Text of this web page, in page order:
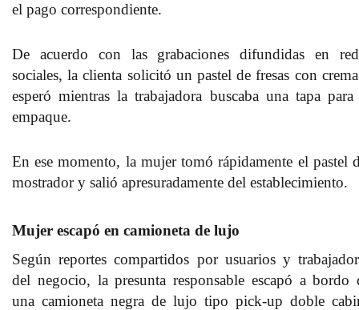
el pago correspondiente.
De acuerdo con las grabaciones difundidas en
sociales, la clienta solicitó un pastel de fresas con
esperó mientras la trabajadora buscaba una tapa para
empaque.
En ese momento, la mujer tomó rápidamente el pastel
mostrador y salió apresuradamente del establecimiento.
Mujer escapó en camioneta de lujo
Según reportes compartidos por usuarios y
del negocio, la presunta responsable escapó a bordo
una camioneta negra de lujo tipo pick-up doble